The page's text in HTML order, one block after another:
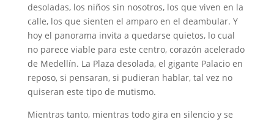
desoladas, los niños sin nosotros, los que viven en la
calle, los que sienten el amparo en el deambular. Y
hoy el panorama invita a quedarse quietos, lo cual
no parece viable para este centro, corazón acelerado
de Medellín. La Plaza desolada, el gigante Palacio en
reposo, si pensaran, si pudieran hablar, tal vez no
quiseran este tipo de mutismo.
Mientras tanto, mientras todo gira en silencio y se